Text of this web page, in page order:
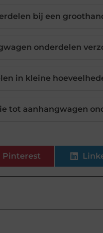
bij een
onderdelen
in kleine
tot aanhangwagen
Pinterest